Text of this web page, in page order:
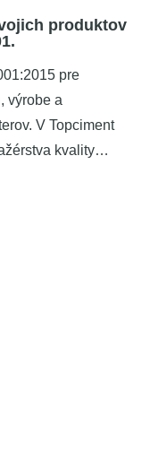
produktov
pre
výrobe a
V Topciment
kvality…